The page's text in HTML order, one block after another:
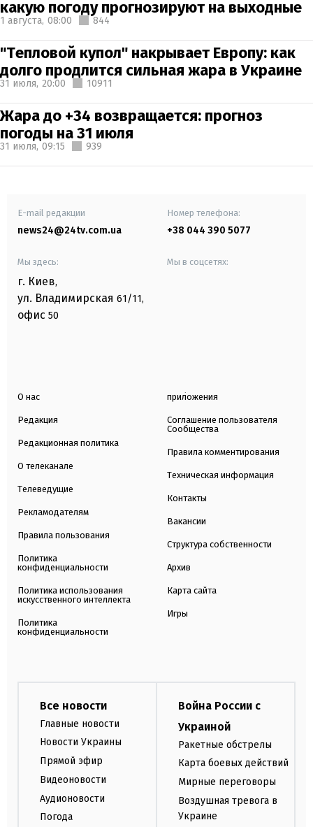
какую погоду прогнозируют на выходные
1 августа, 08:00 844
"Тепловой купол" накрывает Европу: как
долго продлится сильная жара в Украине
31 июля, 20:00 10911
Жара до +34 возвращается: прогноз
погоды на 31 июля
31 июля, 09:15 939
E-mail редакции
news24@24tv.com.ua
Номер телефона:
+38 044 390 5077
Мы здесь:
г. Киев,
ул. Владимирская 61/11,
офис 50
Мы в соцсетях:
О нас
Редакция
Редакционная политика
О телеканале
Телеведущие
Рекламодателям
Правила пользования
Политика
конфиденциальности
Политика использования
искусственного интеллекта
Политика
конфиденциальности
приложения
Соглашение пользователя
Сообщества
Правила комментирования
Техническая информация
Контакты
Вакансии
Структура собственности
Архив
Карта сайта
Игры
Все новости
Главные новости
Новости Украины
Прямой эфир
Видеоновости
Аудионовости
Погода
Война России с
Украиной
Ракетные обстрелы
Карта боевых действий
Мирные переговоры
Воздушная тревога в
Украине